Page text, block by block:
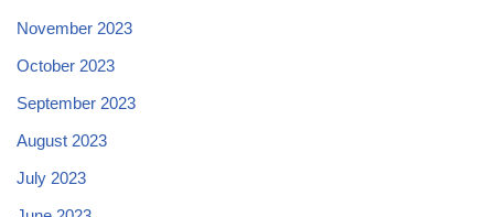
November 2023
October 2023
September 2023
August 2023
July 2023